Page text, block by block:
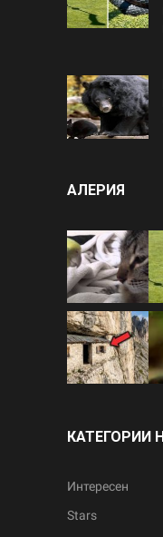
АЛЕРИЯ
КАТЕГОРИИ
Интересен
Stars